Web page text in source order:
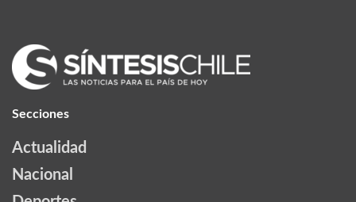
Secciones
Actualidad
Nacional